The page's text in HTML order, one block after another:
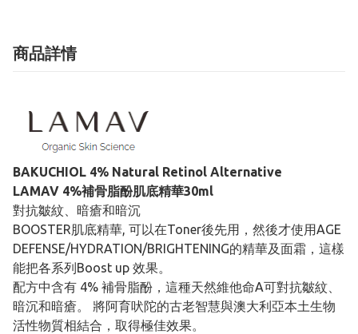
商品詳情
BAKUCHIOL 4% Natural Retinol Alternative
LAMAV 4%補骨脂酚肌底精華30ml
對抗皺紋、暗瘡和暗沉
BOOSTER肌底精華, 可以在Toner後先用，然後才使用AGE
DEFENSE/HYDRATION/BRIGHTENING的精華及面霜，這樣
能把各系列Boost up 效果。
配方中含有 4% 補骨脂酚，這種天然維他命A可對抗皺紋、
暗沉和暗瘡。 將阿育吠陀的古老智慧與澳大利亞本土生物
活性物質相結合，取得極佳效果。